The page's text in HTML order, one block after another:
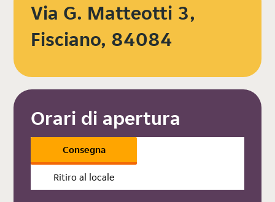
Via G. Matteotti 3,
Fisciano, 84084
Orari di apertura
Consegna
Ritiro al locale